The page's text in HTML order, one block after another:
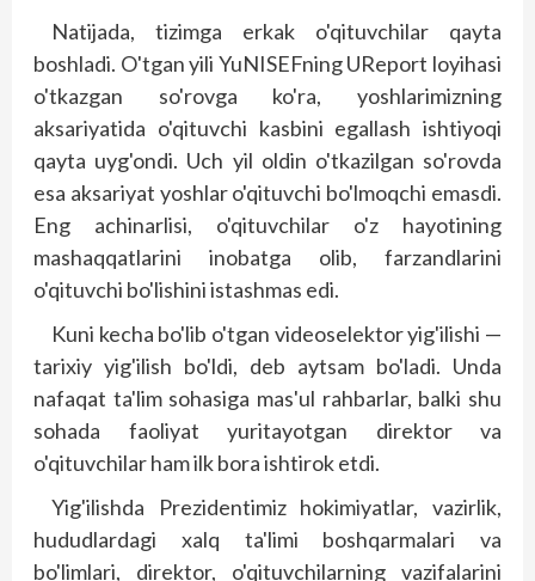
Natijada, tizimga erkak o'qituvchilar qayta
boshladi. O'tgan yili YuNISEFning UReport loyihasi
o'tkazgan so'rovga ko'ra, yoshlarimizning
aksariyatida o'qituvchi kasbini egallash ishtiyoqi
qayta uyg'ondi. Uch yil oldin o'tkazilgan so'rovda
esa aksariyat yoshlar o'qituvchi bo'lmoqchi emasdi.
Eng achinarlisi, o'qituvchilar o'z hayotining
mashaqqatlarini inobatga olib, farzandlarini
o'qituvchi bo'lishini istashmas edi.
Kuni kecha bo'lib o'tgan videoselektor yig'ilishi —
tarixiy yig'ilish bo'ldi, deb aytsam bo'ladi. Unda
nafaqat ta'lim sohasiga mas'ul rahbarlar, balki shu
sohada faoliyat yuritayotgan direktor va
o'qituvchilar ham ilk bora ishtirok etdi.
Yig'ilishda Prezidentimiz hokimiyatlar, vazirlik,
hududlardagi xalq ta'limi boshqarmalari va
bo'limlari, direktor, o'qituvchilarning vazifalarini